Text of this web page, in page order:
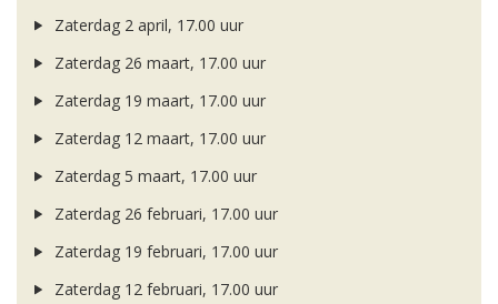
Zaterdag 2 april, 17.00 uur
Zaterdag 26 maart, 17.00 uur
Zaterdag 19 maart, 17.00 uur
Zaterdag 12 maart, 17.00 uur
Zaterdag 5 maart, 17.00 uur
Zaterdag 26 februari, 17.00 uur
Zaterdag 19 februari, 17.00 uur
Zaterdag 12 februari, 17.00 uur